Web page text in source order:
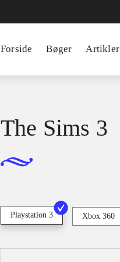
Forside Bøger Artikler
The Sims 3
Playstation 3 Xbox 360